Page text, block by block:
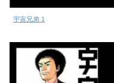
宇宙兄弟 1